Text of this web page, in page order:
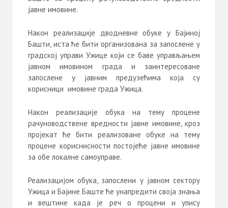
јавне имовине.
Након реализације дводневне обуке у Бајиној
Башти, иста ће бити организована за запослене у
градској управи Ужице који се баве управљањем
јавном имовином града и заинтересоване
запослене у јавним предузећима која су
корисници имовине града Ужица.
Након реализације обука на тему процене
рачуноводствене вредности јавне имовине, кроз
пројекат ће бити реализоване обуке на тему
процене кориснисности постојеће јавне имовине
за обе локалне самоуправе.
Реализацијом обука, запослени у јавном сектору
Ужица и Бајине Баште ће унапредити своја знања
и вештине када је реч о процени и упису